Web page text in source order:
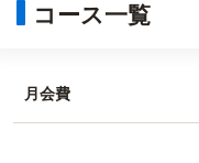
コース一覧
月会費